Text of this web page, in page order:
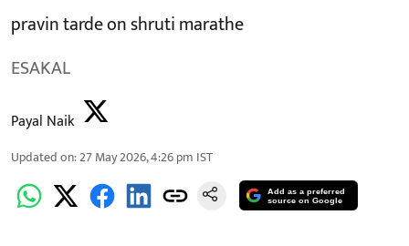
pravin tarde on shruti marathe
ESAKAL
Payal Naik
Updated on:27 May 2026, 4:26 pm IST
Add as a preferred
source on Google